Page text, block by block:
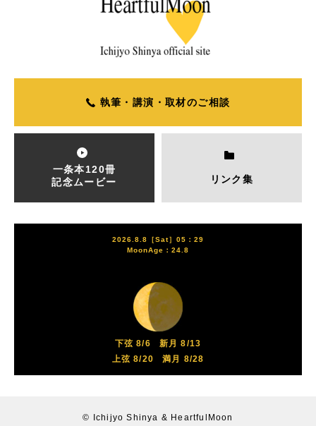
執筆・講演・取材のご相談
一条本120冊
記念ムービー
リンク集
2026.8.8［Sat］05：29
MoonAge：24.8
下弦 8/6
新月 8/13
上弦 8/20
満月 8/28
© Ichijyo Shinya & HeartfulMoon